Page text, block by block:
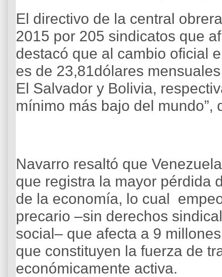
El directivo de la central
2015 por 205 sindicatos que
destacó que al cambio oficial
es de 23,81dólares
El Salvador y Bolivia,
mínimo más bajo del mundo”,
Navarro resaltó que
que registra la mayor pérdida
de la economía, lo cual
precario –sin derechos
social– que afecta a 9
que constituyen la fuerza de
económicamente activa.